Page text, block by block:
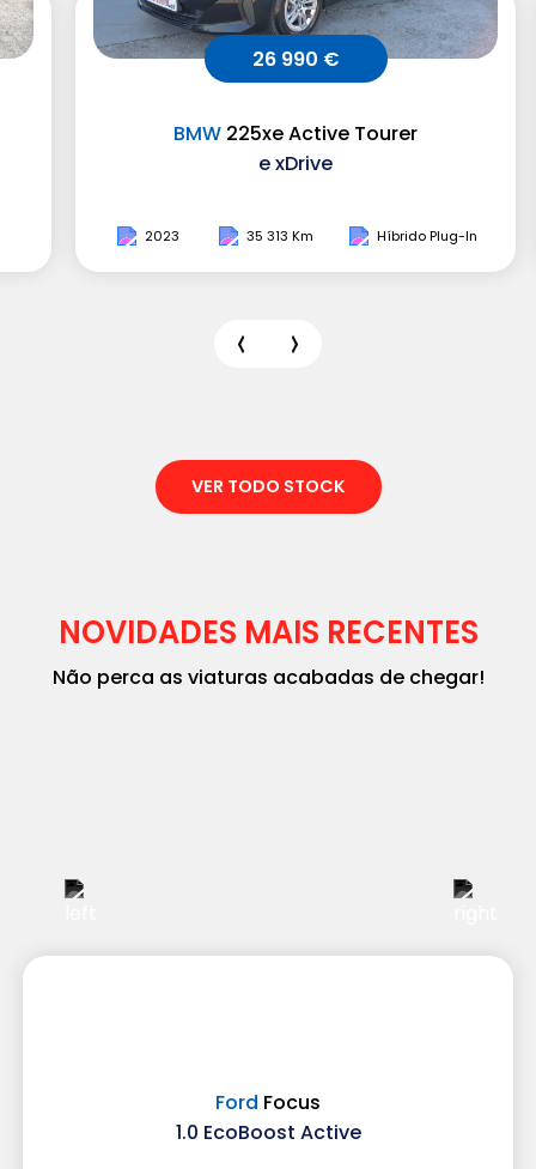
26 990 €
BMW225xe Active Tourer
e xDrive
2023 35 313 Km Híbrido Plug-In
VER TODO STOCK
NOVIDADES MAIS RECENTES
Não perca as viaturas acabadas de chegar!
Ford Focus
1.0 EcoBoost Active